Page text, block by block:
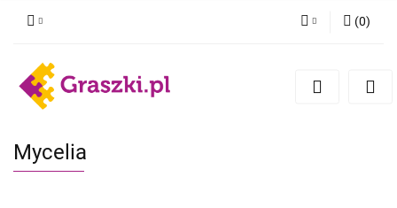
Zarejestruj się
(0)
Mycelia